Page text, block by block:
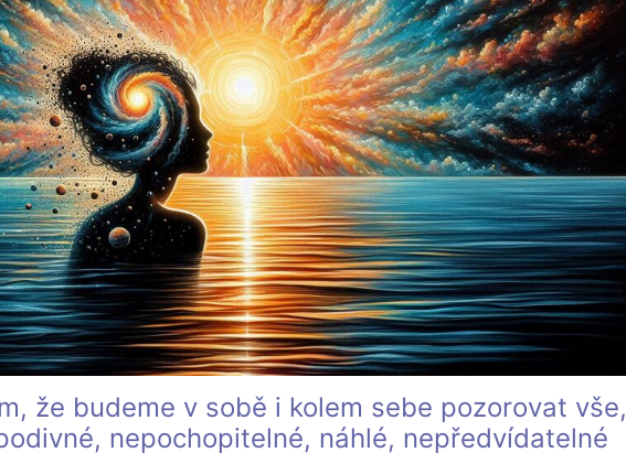
že budeme v sobě i kolem sebe pozorovat vše,
nepochopitelné, náhlé, nepředvídatelné